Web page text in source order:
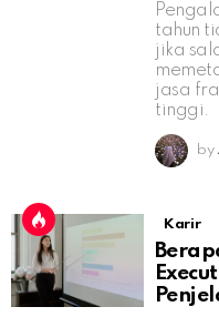
tahun
jika
jasa
tinggi.
by
Karir